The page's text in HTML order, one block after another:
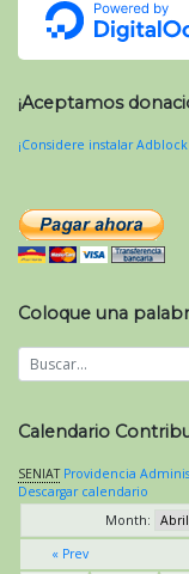
¡Aceptamos
¡Considere instalar Adblock
Coloque una
Calendario
SENIAT Providencia
Descargar calendario
Month:
« Prev